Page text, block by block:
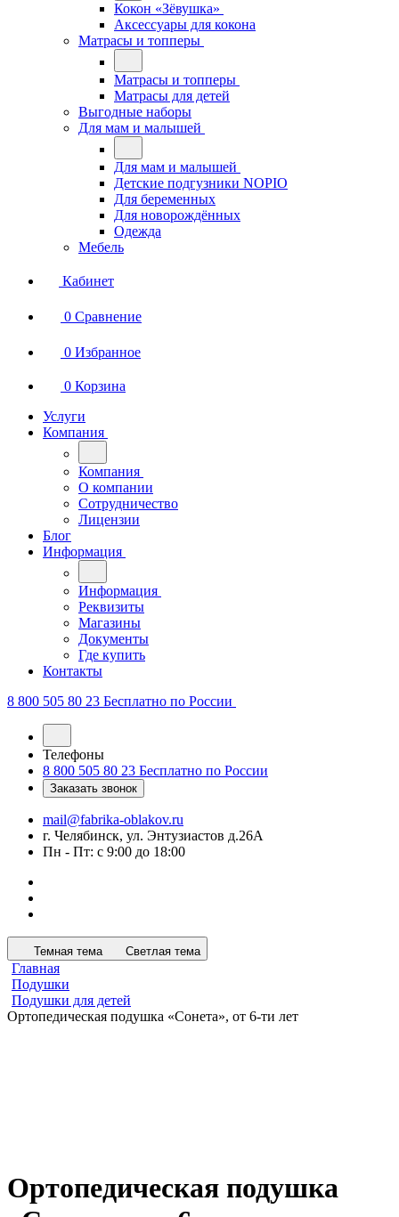
Кокон «Зёвушка»
Аксессуары для кокона
Матрасы и топперы
Матрасы и топперы
Матрасы для детей
Выгодные наборы
Для мам и малышей
Для мам и малышей
Детские подгузники NOPIO
Для беременных
Для новорождённых
Одежда
Мебель
Кабинет
0 Сравнение
0 Избранное
0 Корзина
Услуги
Компания
Компания
О компании
Сотрудничество
Лицензии
Блог
Информация
Информация
Реквизиты
Магазины
Документы
Где купить
Контакты
8 800 505 80 23 Бесплатно по России
Телефоны
8 800 505 80 23 Бесплатно по России
Заказать звонок
mail@fabrika-oblakov.ru
г. Челябинск, ул. Энтузиастов д.26А
Пн - Пт: с 9:00 до 18:00
Темная тема Светлая тема
Главная
Подушки
Подушки для детей
Ортопедическая подушка «Сонета», от 6-ти лет
Ортопедическая подушка